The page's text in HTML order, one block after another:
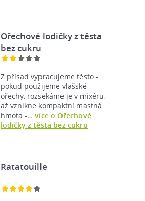
Ořechové lodičky z těsta
bez cukru
Z přísad vypracujeme těsto -
pokud použijeme vlašské
ořechy, rozsekáme je v mixéru,
až vznikne kompaktní mastná
hmota -…více o Ořechové
lodičky z těsta bez cukru
Ratatouille